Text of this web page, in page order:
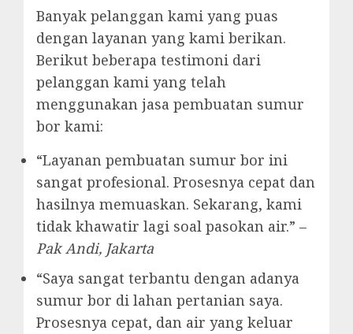
Banyak pelanggan kami yang puas
dengan layanan yang kami berikan.
Berikut beberapa testimoni dari
pelanggan kami yang telah
menggunakan jasa pembuatan sumur
bor kami:
“Layanan pembuatan sumur bor ini
sangat profesional. Prosesnya cepat dan
hasilnya memuaskan. Sekarang, kami
tidak khawatir lagi soal pasokan air.” –
Pak Andi, Jakarta
“Saya sangat terbantu dengan adanya
sumur bor di lahan pertanian saya.
Prosesnya cepat, dan air yang keluar